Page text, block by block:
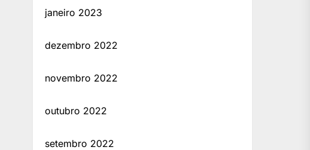
janeiro 2023
dezembro 2022
novembro 2022
outubro 2022
setembro 2022